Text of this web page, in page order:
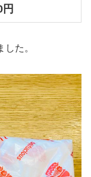
た。